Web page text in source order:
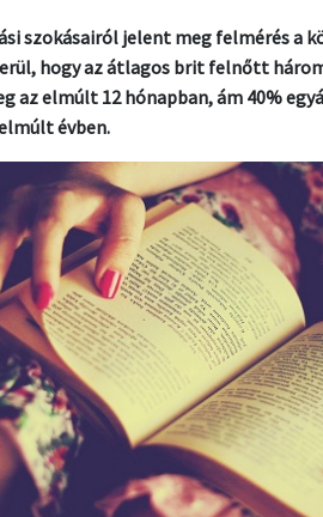
szokásairól jelent meg felmérés a
hogy az átlagos brit felnőtt
az elmúlt 12 hónapban, ám 40%
évben.